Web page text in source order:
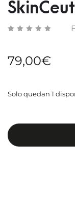
79,00€
Solo quedan 1